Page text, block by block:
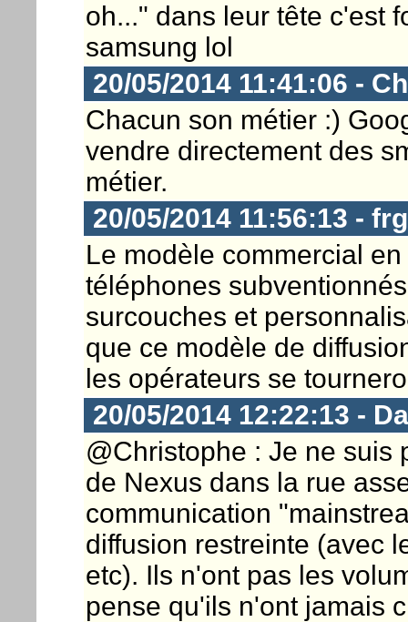
oh..." dans leur tête c'est
samsung lol
20/05/2014 11:41:06 -
Chacun son métier :)
vendre directement des
métier.
20/05/2014 11:56:13 - frg
Le modèle commercial
téléphones
surcouches et
que ce modèle de
les opérateurs se
20/05/2014 12:22:13 -
@Christophe : Je ne suis
de Nexus dans la rue
communication
diffusion restreinte (avec
etc). Ils n'ont pas les
pense qu'ils n'ont jamais